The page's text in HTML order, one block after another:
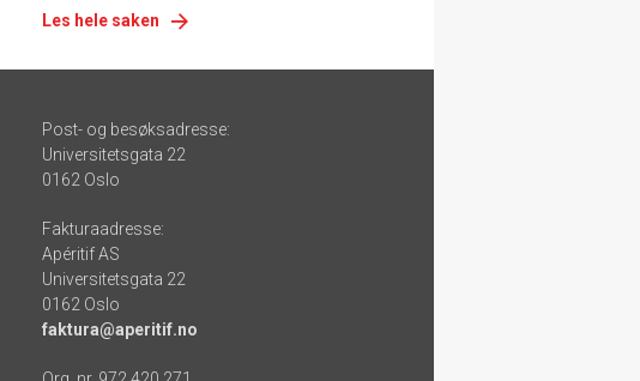
Les hele saken
Post- og besøksadresse:
Universitetsgata 22
0162 Oslo
Fakturaadresse:
Apéritif AS
Universitetsgata 22
0162 Oslo
faktura@aperitif.no